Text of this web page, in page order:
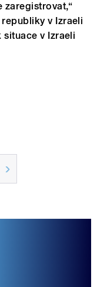
zaregistrovat,“
v Izraeli
situace v Izraeli